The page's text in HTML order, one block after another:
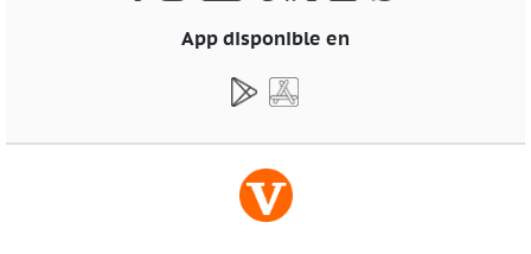
App disponible en